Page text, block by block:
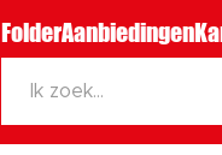
FolderAanbiedingen